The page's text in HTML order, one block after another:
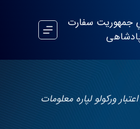
جمهوریت سفارت
ورکولو لپاره معلومات